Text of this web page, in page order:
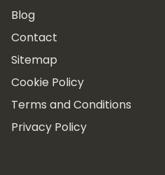
Blog
Contact
Sitemap
Cookie Policy
Terms and Conditions
Privacy Policy